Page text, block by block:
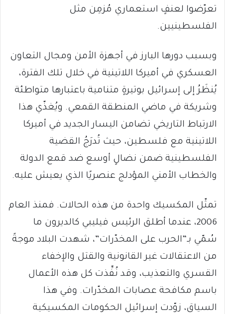
تعرّضوا لعنفٍ استعماري مُزمِن مثل
الفلسطينيين.
وبسبب دورها البارز في أجهزة الأمن ومجال التعاون
العسكري في أميركا اللاتينية في خلال تلك الفترة،
يُنظَرُ إلى إسرائيل بوتيرةٍ متنامية باعتبارها متواطئة
وشريكة في ماضي المنطقة القمعي. ويُغذّي هذا
الارتباط التاريخي تضامن اليسار الجديد في أميركا
اللاتينية مع فلسطين، حيث تُدرَجُ القضية
الفلسطينية ضمن نضالٍ أوسع ضد قمع الدولة
والخطاب الأمني المؤدلج عنصريًا الذي يعيش عليه.
تمثّل المكسيك واحدة من هذه الحالات. فمنذ العام
2006، عندما أطلق الرئيس فيليبي كالديرون ما
سُمّي بـ”الحرب على المخدّرات”، شهدت البلاد موجةً
من الاعتقالات غير القانونية والقتل والإخفاء
القسري والتعذيب، وقد نُفِّذت كل هذه الأعمال
باسم مكافحة عصابات المخدّرات. وفي هذا
السياق، زوّدت إسرائيل الحكومات المكسيكية